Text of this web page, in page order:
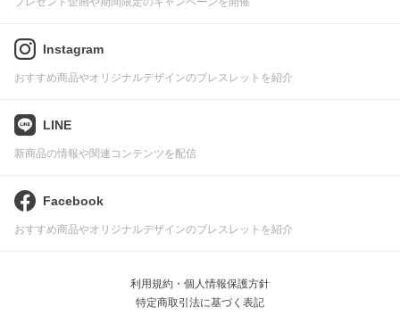
Instagram
おすすめ商品やオリジナルデザインのブレスレットを紹介
LINE
新商品の情報や関連コンテンツを配信
Facebook
おすすめ商品やオリジナルデザインのブレスレットを紹介
利用規約・個人情報保護方針
特定商取引法に基づく表記